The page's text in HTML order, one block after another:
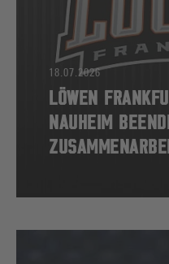
18.07.2026
LÖWEN
NAUHEIM